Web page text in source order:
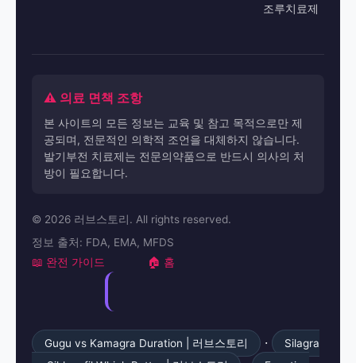
조루치료제
⚠️ 의료 면책 조항
본 사이트의 모든 정보는 교육 및 참고 목적으로만 제
공되며, 전문적인 의학적 조언을 대체하지 않습니다.
발기부전 치료제는 전문의약품으로 반드시 의사의 처
방이 필요합니다.
© 2026 러브스토리. All rights reserved.
정보 출처: FDA, EMA, MFDS
📖 완전 가이드 🏠 홈
Gugu vs Kamagra Duration | 러브스토리 ·
Silagra